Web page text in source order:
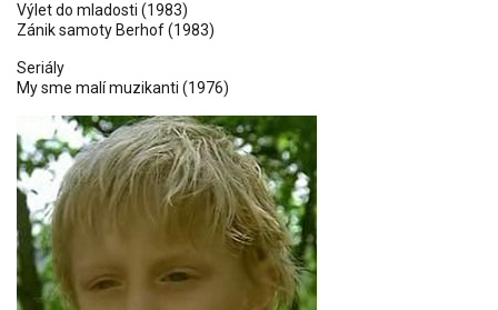
Výlet do mladosti (1983)
Zánik samoty Berhof (1983)
Seriály
My sme malí muzikanti (1976)